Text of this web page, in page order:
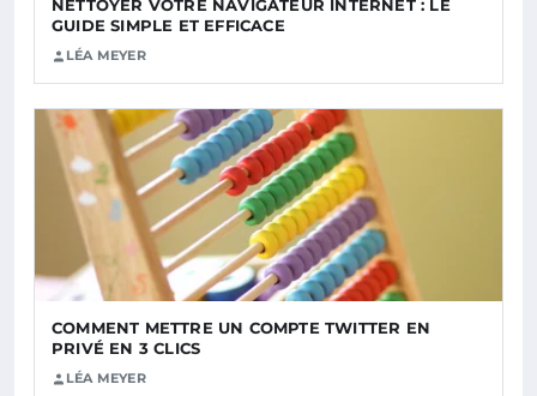
NETTOYER VOTRE NAVIGATEUR INTERNET : LE
GUIDE SIMPLE ET EFFICACE
LÉA MEYER
COMMENT METTRE UN COMPTE TWITTER EN
PRIVÉ EN 3 CLICS
LÉA MEYER